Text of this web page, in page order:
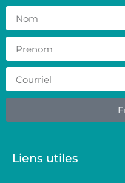
Liens utiles